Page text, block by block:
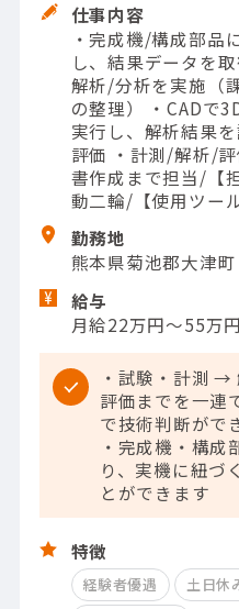
仕事内容
・完成機/構成部品
し、結果データを
解析/分析を実施（
の整理） ・CADで
実行し、解析結果
評価 ・計測/解析/
書作成まで担当/【
動二輪/【使用ツー
勤務地
熊本県菊池郡大津町
給与
月給22万円～55万
・試験・計測 →
評価までを一連
で技術判断がで
・完成機・構成
り、実機に紐づ
とができます
特徴
経験者優遇 土日休